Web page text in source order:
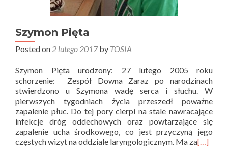
Szymon Pięta
Posted on 2 lutego 2017by TOSIA
Szymon Pięta urodzony: 27 lutego 2005 roku
schorzenie: Zespół Downa Zaraz po narodzinach
stwierdzono u Szymona wadę serca i słuchu. W
pierwszych tygodniach życia przeszedł poważne
zapalenie płuc. Do tej pory cierpi na stale nawracające
infekcje dróg oddechowych oraz powtarzające się
zapalenie ucha środkowego, co jest przyczyną jego
częstych wizyt na oddziale laryngologicznym. Ma za[…]